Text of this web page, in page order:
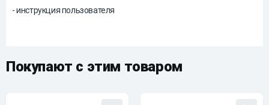
- инструкция пользователя
Покупают с этим товаром